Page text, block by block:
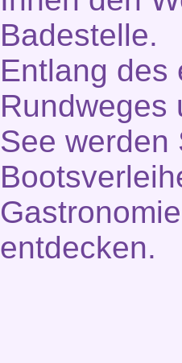
Badestelle.
Entlang des
Rundweges
See werden
entdecken.